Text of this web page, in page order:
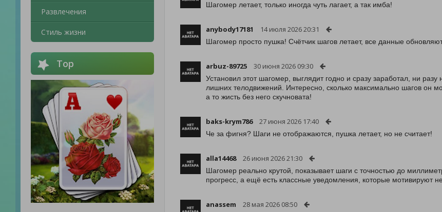
Развлечения
Стиль жизни
Top
Шагомер летает, только иногда чуть лагает, а так имба!
anybody17181 14 июля 2026 20:31
Шагомер просто пушка! Счётчик шагов летает, все данные
arbuz-89725 30 июня 2026 09:30
Установил этот шагомер, выглядит годно и сразу заработал, ни
лишних телодвижений. Интересно, сколько максимально шагов он
а то жисть без него скучновата!
baks-krym786 27 июня 2026 17:40
Че за фигня? Шаги не отображаются, пушка летает, но не считает!
alla14468 26 июня 2026 21:30
Шагомер реально крутой, показывает шаги с точностью до
прогресс, а ещё есть классные уведомления, которые мотивируют
anassem 28 мая 2026 08:50